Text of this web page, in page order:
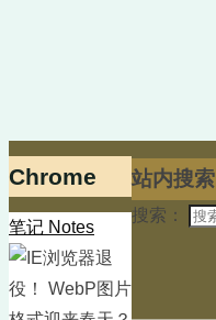
Chrome
笔记 Notes
站内搜索
搜索：